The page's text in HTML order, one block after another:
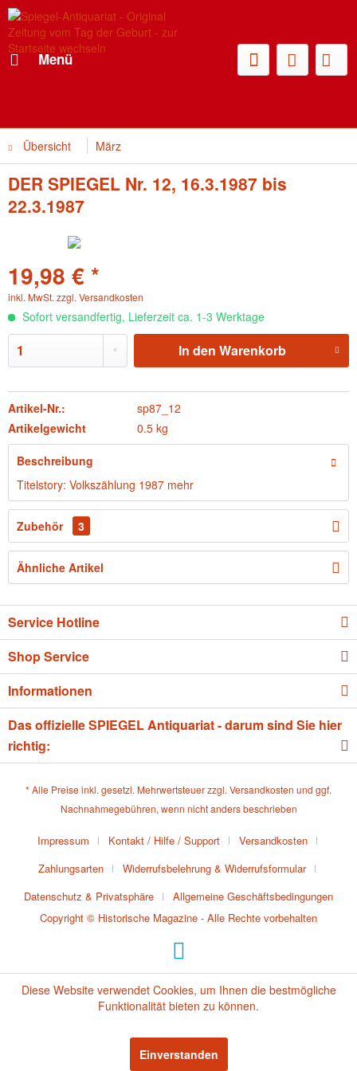
Menü
Übersicht März
DER SPIEGEL Nr. 12, 16.3.1987 bis
22.3.1987
19,98 € *
inkl. MwSt. zzgl. Versandkosten
Sofort versandfertig, Lieferzeit ca. 1-3 Werktage
In den Warenkorb
Artikel-Nr.:
sp87_12
Artikelgewicht
0.5 kg
Beschreibung
Titelstory: Volkszählung 1987 mehr
Zubehör 3
Ähnliche Artikel
Service Hotline
Shop Service
Informationen
Das offizielle SPIEGEL Antiquariat - darum sind Sie hier
richtig:
* Alle Preise inkl. gesetzl. Mehrwertsteuer zzgl. Versandkosten und ggf.
Nachnahmegebühren, wenn nicht anders beschrieben
Impressum Kontakt / Hilfe / Support
Versandkosten
Zahlungsarten
Widerrufsbelehrung & Widerrufsformular
Datenschutz & Privatsphäre
Allgemeine Geschäftsbedingungen
Copyright © Historische Magazine - Alle Rechte vorbehalten
Diese Website verwendet Cookies, um Ihnen die bestmögliche
Funktionalität bieten zu können.
Einverstanden